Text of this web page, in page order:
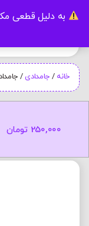
به دلیل قطعی
خانه / جامدادی /
250,000 تومان